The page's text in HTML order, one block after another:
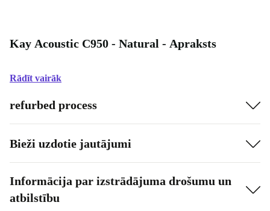
Kay Acoustic C950 - Natural - Apraksts
Rādīt vairāk
refurbed process
Bieži uzdotie jautājumi
Informācija par izstrādājuma drošumu un
atbilstību